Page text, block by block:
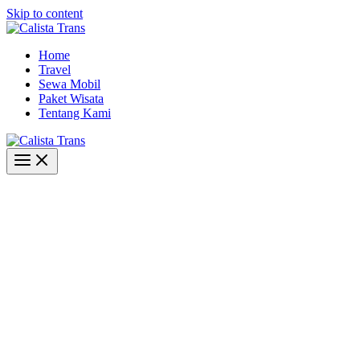
Skip to content
Home
Travel
Sewa Mobil
Paket Wisata
Tentang Kami